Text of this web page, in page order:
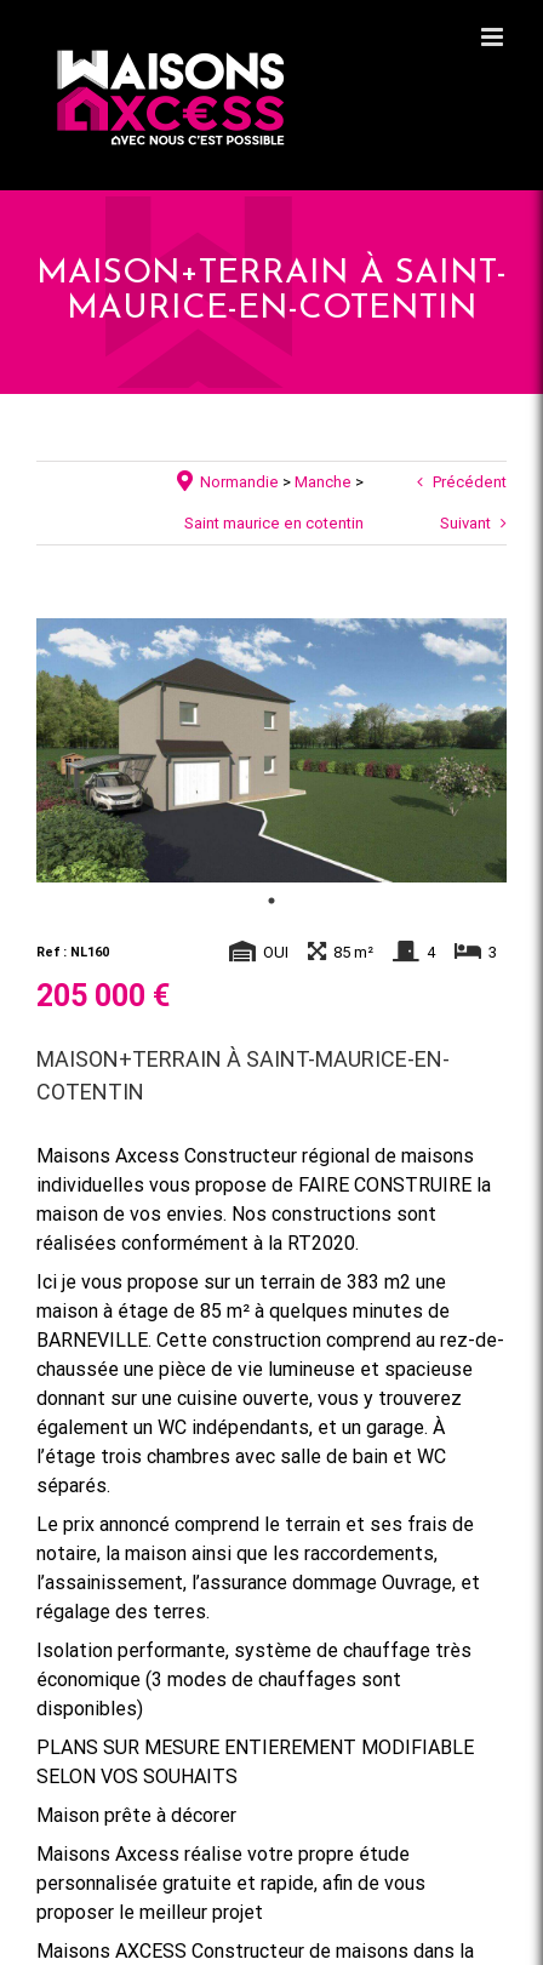
MAISON+TERRAIN À SAINT-
MAURICE-EN-COTENTIN
Normandie > Manche >
Saint maurice en cotentin
Précédent
Suivant
Ref : NL160 OUI 85 m² 4 3
205 000 €
MAISON+TERRAIN À SAINT-MAURICE-EN-
COTENTIN
Maisons Axcess Constructeur régional de maisons
individuelles vous propose de FAIRE CONSTRUIRE la
maison de vos envies. Nos constructions sont
réalisées conformément à la RT2020.
Ici je vous propose sur un terrain de 383 m2 une
maison à étage de 85 m² à quelques minutes de
BARNEVILLE. Cette construction comprend au rez-de-
chaussée une pièce de vie lumineuse et spacieuse
donnant sur une cuisine ouverte, vous y trouverez
également un WC indépendants, et un garage. À
l’étage trois chambres avec salle de bain et WC
séparés.
Le prix annoncé comprend le terrain et ses frais de
notaire, la maison ainsi que les raccordements,
l’assainissement, l’assurance dommage Ouvrage, et
régalage des terres.
Isolation performante, système de chauffage très
économique (3 modes de chauffages sont
disponibles)
PLANS SUR MESURE ENTIEREMENT MODIFIABLE
SELON VOS SOUHAITS
Maison prête à décorer
Maisons Axcess réalise votre propre étude
personnalisée gratuite et rapide, afin de vous
proposer le meilleur projet
Maisons AXCESS Constructeur de maisons dans la